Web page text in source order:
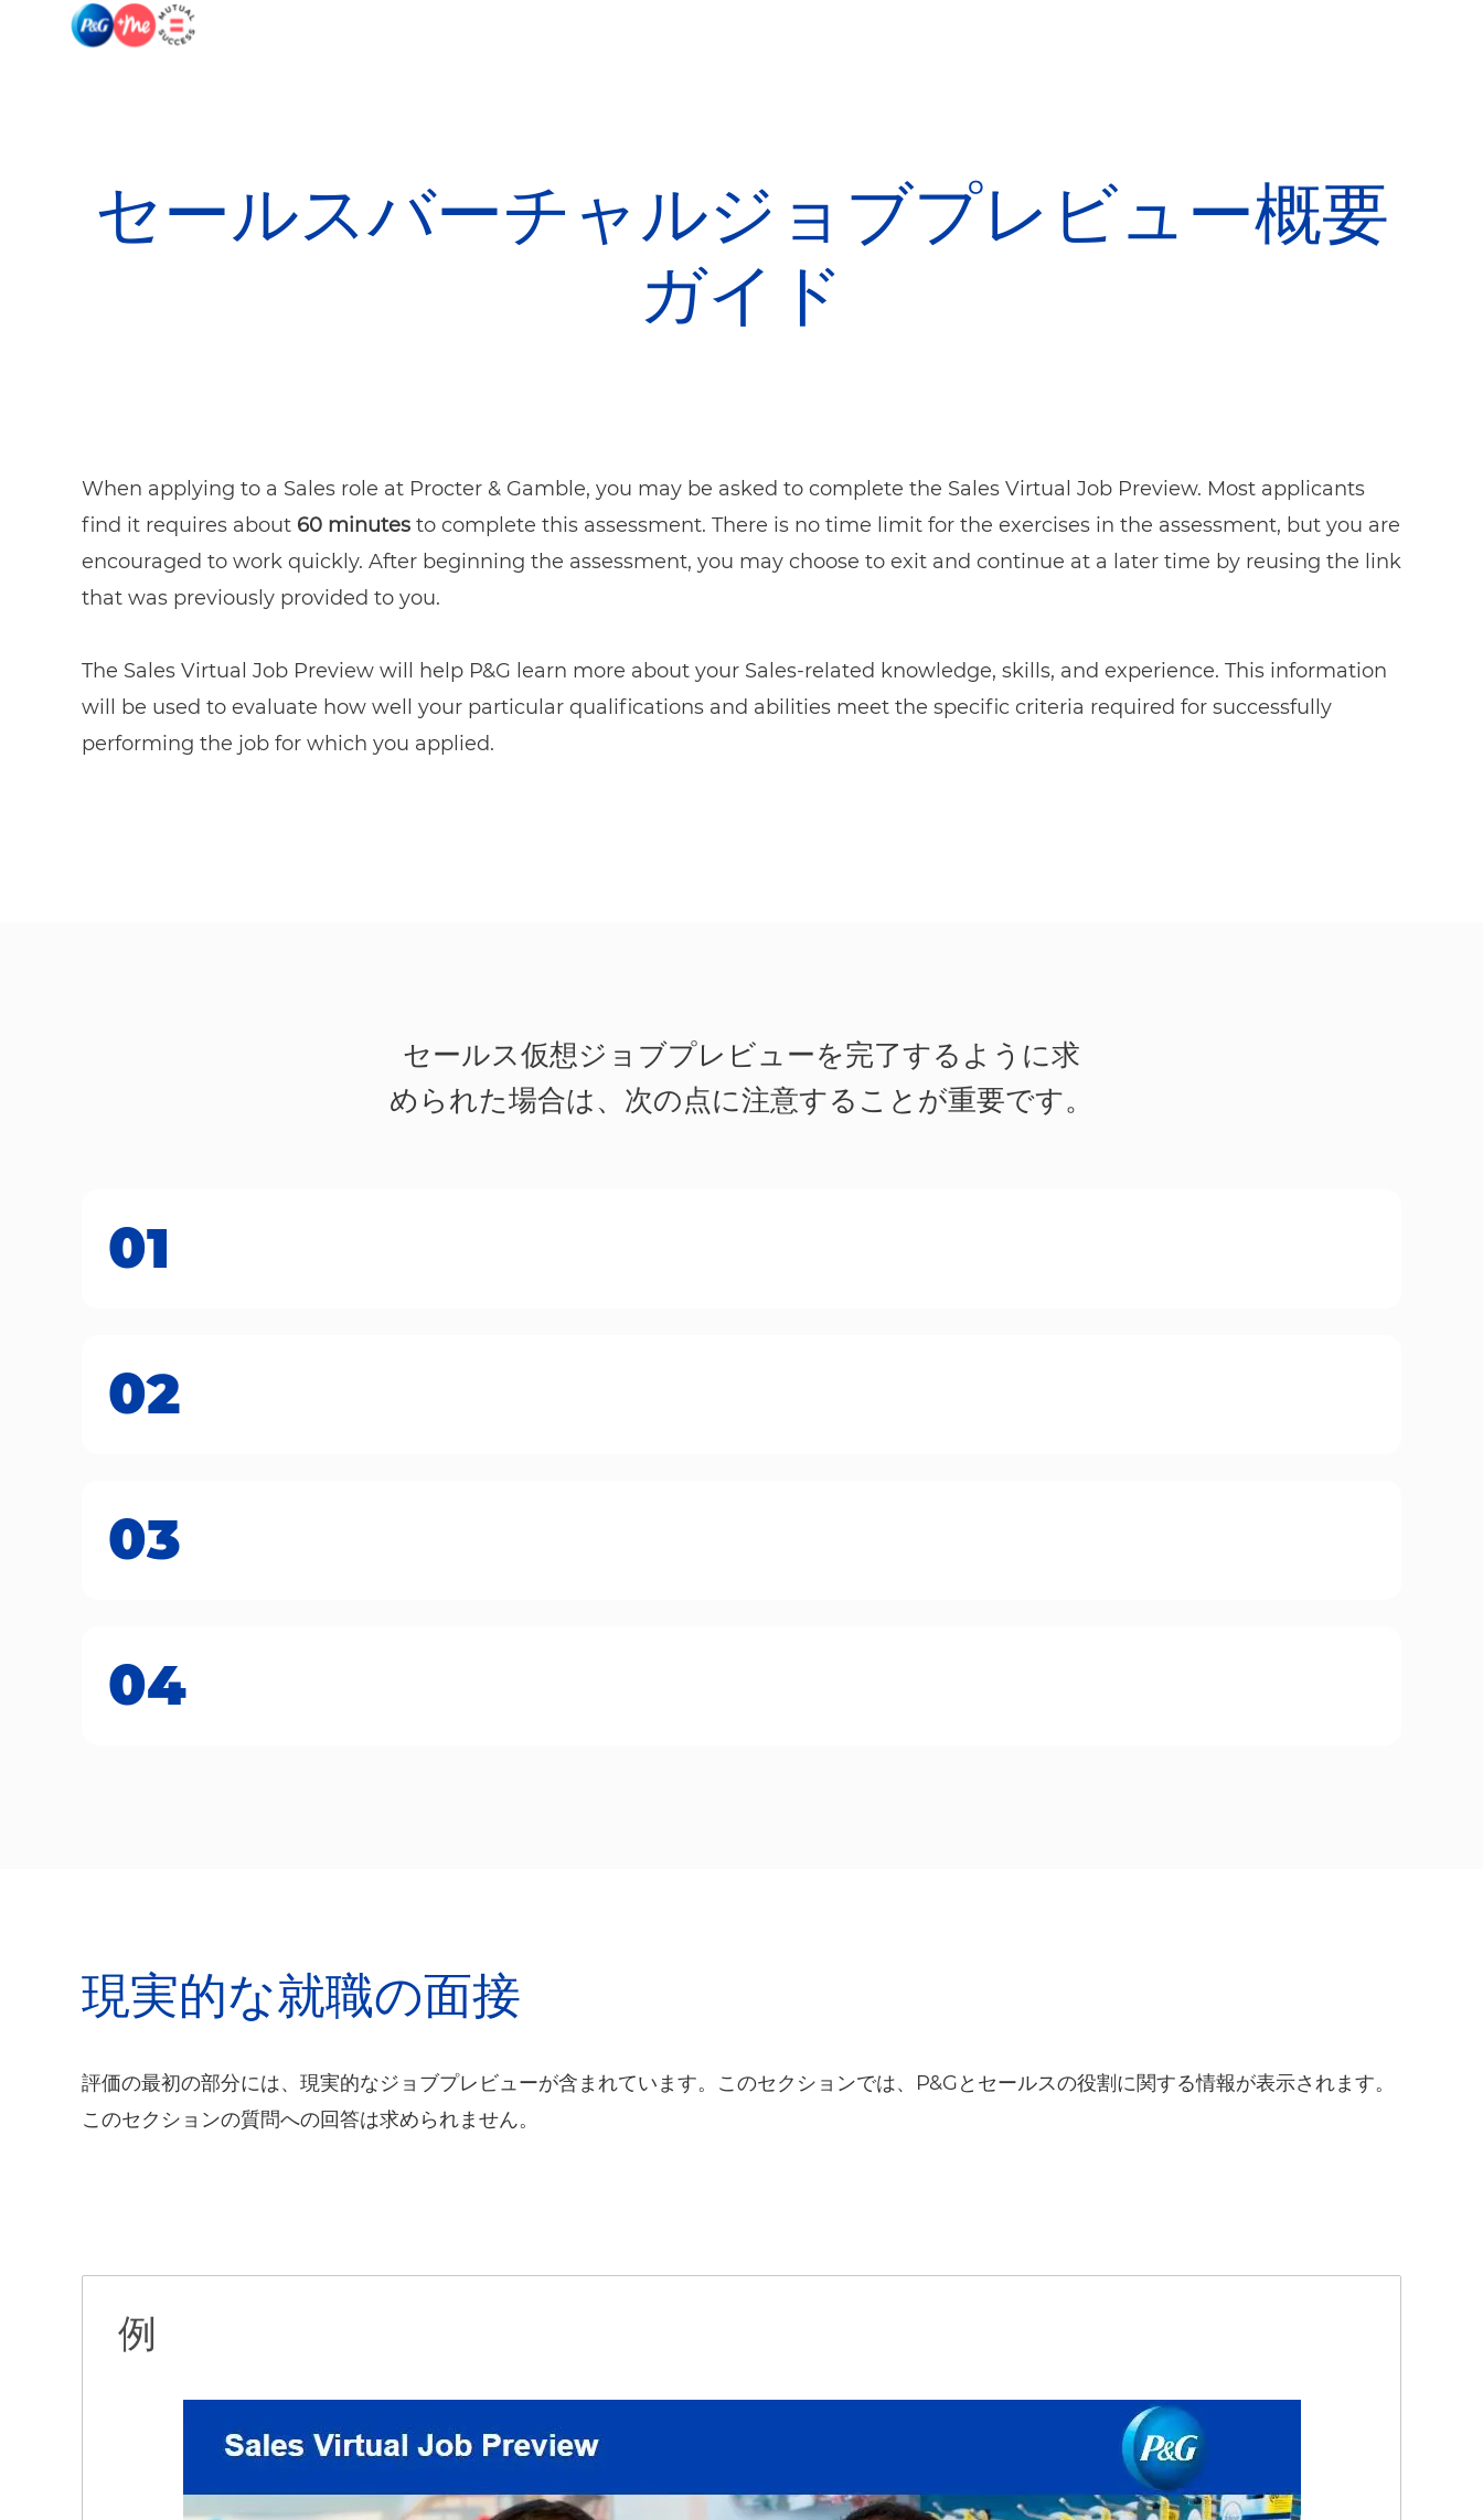
セールスバーチャルジョブプレビュー概要
ガイド
When applying to a Sales role at Procter & Gamble, you may be asked to complete the Sales Virtual Job Preview. Most applicants
find it requires about 60 minutes to complete this assessment. There is no time limit for the exercises in the assessment, but you are
encouraged to work quickly. After beginning the assessment, you may choose to exit and continue at a later time by reusing the link
that was previously provided to you.
​​​​​​​The Sales Virtual Job Preview will help P&G learn more about your Sales-related knowledge, skills, and experience. This information
will be used to evaluate how well your particular qualifications and abilities meet the specific criteria required for successfully
performing the job for which you applied.
セールス仮想ジョブプレビューを完了するように求
められた場合は、次の点に注意することが重要です。
01
02
03
04
現実的な就職の面接
評価の最初の部分には、現実的なジョブプレビューが含まれています。このセクションでは、P&Gとセールスの役割に関する情報が表示されます。
このセクションの質問への回答は求められません。
例